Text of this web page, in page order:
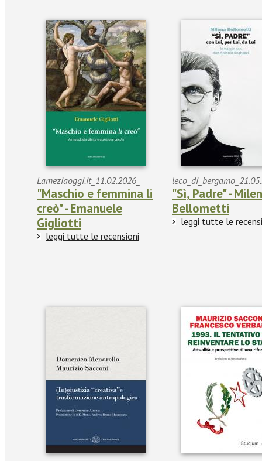
Lameziaoggi.it_11.02.2026_
"Maschio e femmina li
creò" - Emanuele
Gigliotti
leggi tutte le recensioni
"Sì, Padre" -
Bellometti
leggi tutte le